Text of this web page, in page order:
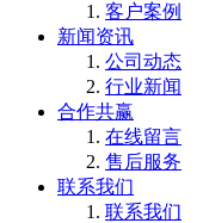
客户案例
新闻资讯
公司动态
行业新闻
合作共赢
在线留言
售后服务
联系我们
联系我们